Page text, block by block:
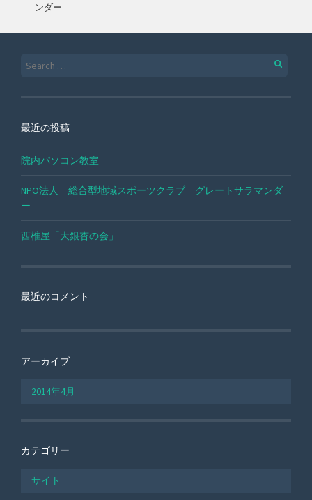
NAVIGATION
ンダー
Search
最近の投稿
院内パソコン教室
NPO法人 総合型地域スポーツクラブ グレートサラマンダ
ー
西椎屋「大銀杏の会」
最近のコメント
アーカイブ
2014年4月
カテゴリー
サイト